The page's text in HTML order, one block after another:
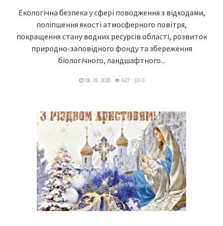
Екологічна безпека у сфері поводження з відходами,
поліпшення якості атмосферного повітря,
покращення стану водних ресурсів області, розвиток
природно-заповідного фонду та збереження
біологічного, ландшафтного...
08. 01. 2020 627 0